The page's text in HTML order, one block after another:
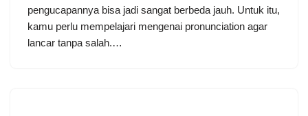
pengucapannya bisa jadi sangat berbeda jauh. Untuk itu,
kamu perlu mempelajari mengenai pronunciation agar
lancar tanpa salah.…